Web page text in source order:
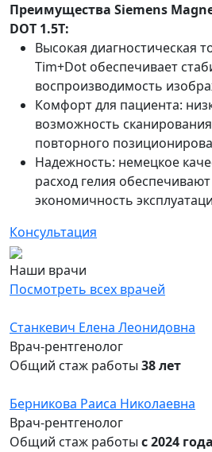
Преимущества Siemens
DOT 1.5T:
Высокая диагностическая
Tim+Dot обеспечивает
воспроизводимость
Комфорт для пациента:
возможность сканирования
повторного
Надежность: немецкое
расход гелия
экономичность
Консультация
Наши врачи
Посмотреть всех врачей
Станкевич Елена Леонидовна
Врач-рентгенолог
Общий стаж работы 38 лет
Берникова Раиса Николаевна
Врач-рентгенолог
Общий стаж работы с 2024 года